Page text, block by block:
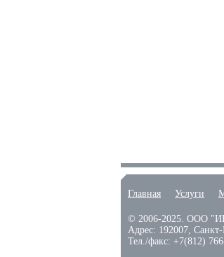
Главная Услуги
© 2006-2025. ООО
Адрес: 192007, Санкт-
Тел./факс: +7(812)